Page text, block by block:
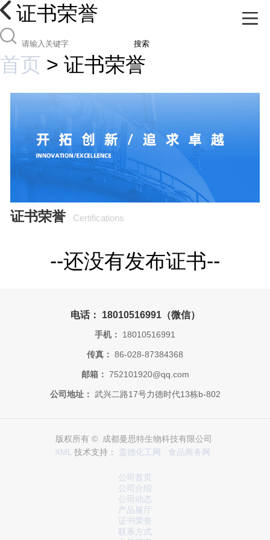
证书荣誉
搜索
首页 > 证书荣誉
证书荣誉 Certifications
--还没有发布证书--
电话： 18010516991（微信）
手机： 18010516991
传真： 86-028-87384368
邮箱： 752101920@qq.com
公司地址： 武兴二路17号力德时代13栋b-802
版权所有 © 成都曼思特生物科技有限公司
XML 技术支持： 盖德化工网 食品商务网
公司首页
公司介绍
公司动态
产品展厅
证书荣誉
联系方式